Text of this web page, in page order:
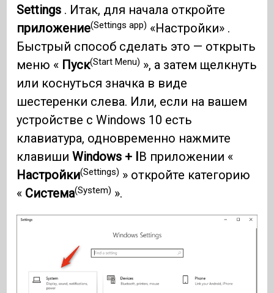
Settings . Итак, для начала откройте
приложение(Settings app) «Настройки» .
Быстрый способ сделать это — открыть
меню « Пуск(Start Menu) », а затем щелкнуть
или коснуться значка в виде
шестеренки слева. Или, если на вашем
устройстве с Windows 10 есть
клавиатура, одновременно нажмите
клавишиWindows + IВ приложении «
Настройки(Settings) » откройте категорию
« Система(System) ».